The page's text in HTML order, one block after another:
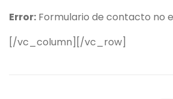
Error: Formulario de contacto no
[/vc_column][/vc_row]